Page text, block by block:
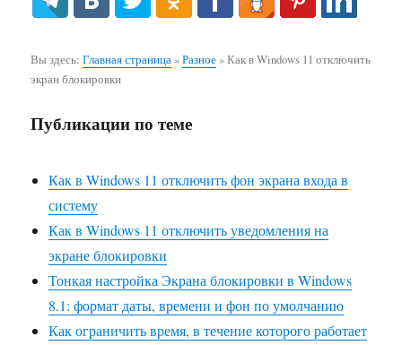
Вы здесь:Главная страница»Разное»Как в Windows 11 отключить
экран блокировки
Публикации по теме
Как в Windows 11 отключить фон экрана входа в
систему
Как в Windows 11 отключить уведомления на
экране блокировки
Тонкая настройка Экрана блокировки в Windows
8.1: формат даты, времени и фон по умолчанию
Как ограничить время, в течение которого работает